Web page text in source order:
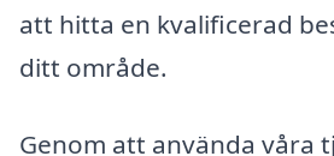
att hitta en kvalificerad
ditt område.
Genom att använda våra